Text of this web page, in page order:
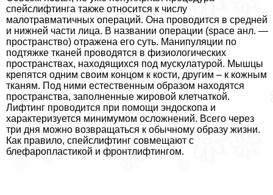
спейслифтинга также относится к числу
малотравматичных операций. Она проводится в средней
и нижней части лица. В названии операции (space анл. —
прострaнcтво) отражена его суть. Манипуляции по
подтяжке тканей проводятся в физиологических
прострaнcтвах, находящихся под мускулатурой. Мышцы
крепятся одним своим концом к кости, другим – к кожным
тканям. Под ними естественным образом находятся
прострaнcтва, заполненные жировой клетчаткой.
Лифтинг проводится при помощи эндоскопа и
хаpaктеризуется минимумом осложнений. Всего через
три дня можно возвращаться к обычному образу жизни.
Как правило, спейслифтинг совмещают с
блефаропластикой и фронтлифтингом.